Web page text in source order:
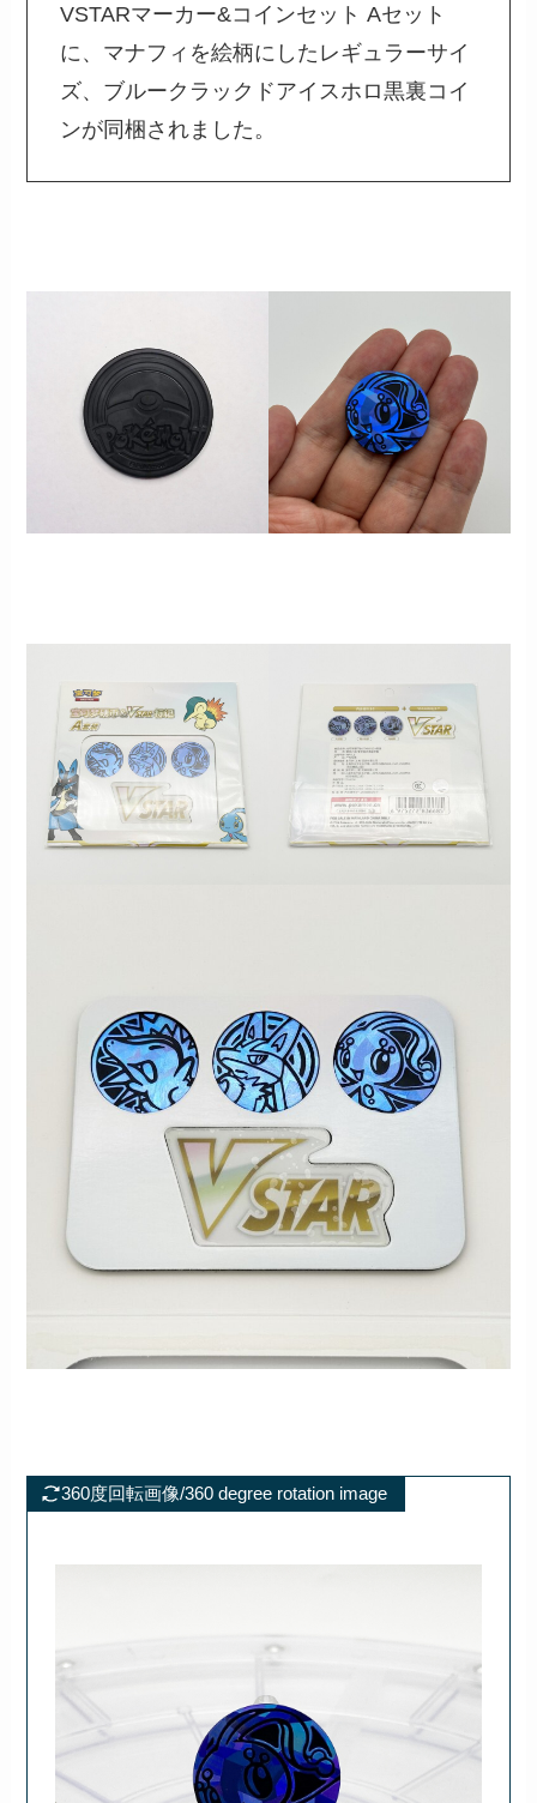
VSTARマーカー&コインセット Aセット
に、マナフィを絵柄にしたレギュラーサイ
ズ、ブルークラックドアイスホロ黒裏コイ
ンが同梱されました。
360度回転画像/360 degree rotation image